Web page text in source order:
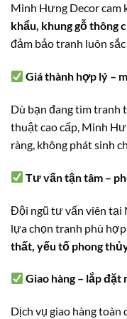
Minh Hưng Decor cam
khẩu, khung gỗ thông
đảm bảo tranh luôn
Giá thành hợp lý –
Dù bạn đang tìm tranh
thuật cao cấp, Minh
ràng, không phát sinh
Tư vấn tận tâm –
Đội ngũ tư vấn viên tại
lựa chọn tranh phù
thất, yếu tố phong
Giao hàng – lắp đặt
Dịch vụ giao hàng